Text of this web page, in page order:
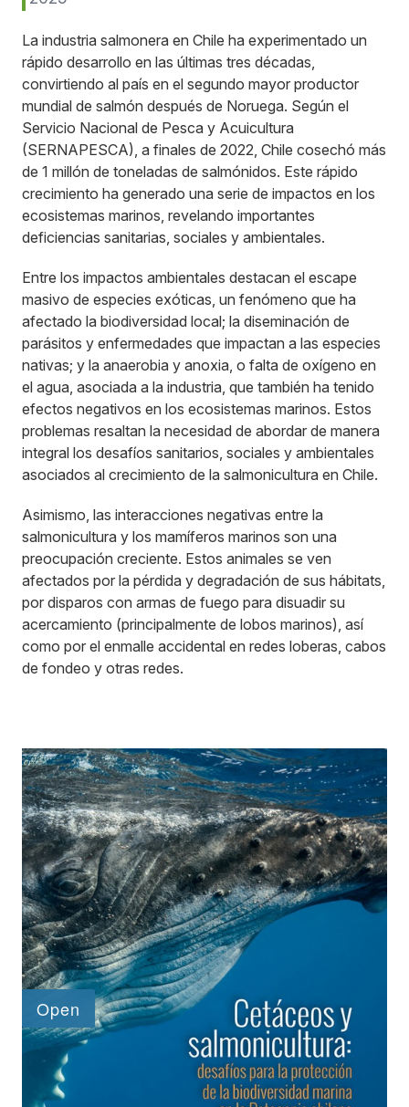
La industria salmonera en Chile ha experimentado un
rápido desarrollo en las últimas tres décadas,
convirtiendo al país en el segundo mayor productor
mundial de salmón después de Noruega. Según el
Servicio Nacional de Pesca y Acuicultura
(SERNAPESCA), a finales de 2022, Chile cosechó más
de 1 millón de toneladas de salmónidos. Este rápido
crecimiento ha generado una serie de impactos en los
ecosistemas marinos, revelando importantes
deficiencias sanitarias, sociales y ambientales.
Entre los impactos ambientales destacan el escape
masivo de especies exóticas, un fenómeno que ha
afectado la biodiversidad local; la diseminación de
parásitos y enfermedades que impactan a las especies
nativas; y la anaerobia y anoxia, o falta de oxígeno en
el agua, asociada a la industria, que también ha tenido
efectos negativos en los ecosistemas marinos. Estos
problemas resaltan la necesidad de abordar de manera
integral los desafíos sanitarios, sociales y ambientales
asociados al crecimiento de la salmonicultura en Chile.
Asimismo, las interacciones negativas entre la
salmonicultura y los mamíferos marinos son una
preocupación creciente. Estos animales se ven
afectados por la pérdida y degradación de sus hábitats,
por disparos con armas de fuego para disuadir su
acercamiento (principalmente de lobos marinos), así
como por el enmalle accidental en redes loberas, cabos
de fondeo y otras redes.